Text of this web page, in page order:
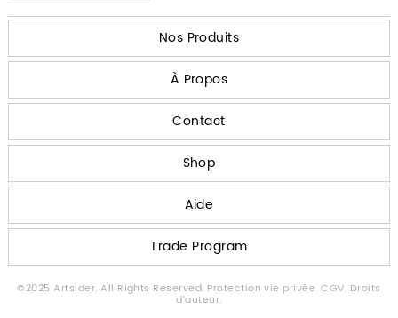
Nos Produits
À Propos
Contact
Shop
Aide
Trade Program
©2025 Artsider. All Rights Reserved. Protection vie privée.CGV. Droits
d'auteur.